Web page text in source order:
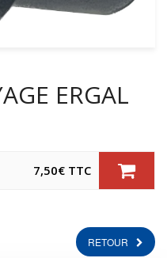
ERGAL
7,50€ TTC
RETOUR